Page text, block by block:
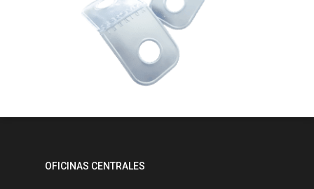
OFICINAS CENTRALES